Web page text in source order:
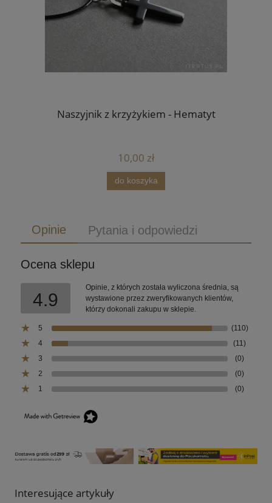
Naszyjnik z krzyżykiem - Hematyt
10,00 zł
do koszyka
Opinie Pytania i odpowiedzi
Ocena sklepu
4.9
Opinie, z których została wyliczona średnia, są
wystawione przez zweryfikowanych klientów,
którzy dokonali zakupu w sklepie.
5
(110)
4
(11)
3
(0)
2
(0)
1
(0)
Interesujące artykuły